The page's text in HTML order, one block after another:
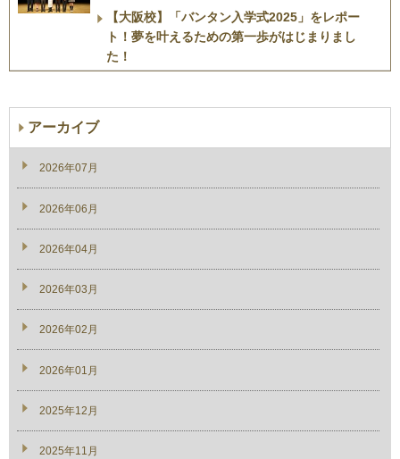
【大阪校】「バンタン入学式2025」をレポー
ト！夢を叶えるための第一歩がはじまりまし
た！
アーカイブ
2026年07月
2026年06月
2026年04月
2026年03月
2026年02月
2026年01月
2025年12月
2025年11月